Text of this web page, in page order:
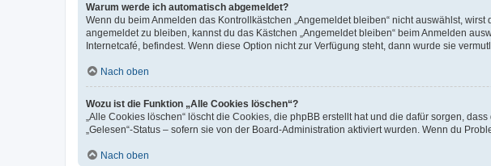
Warum werde ich automatisch abgemeldet?
Wenn du beim Anmelden das Kontrollkästchen „Angemeldet bleiben“ nicht auswählst,
angemeldet zu bleiben, kannst du das Kästchen „Angemeldet bleiben“ beim Anmelden
Internetcafé, befindest. Wenn diese Option nicht zur Verfügung steht, dann wurde sie
Nach oben
Wozu ist die Funktion „Alle Cookies löschen“?
„Alle Cookies löschen“ löscht die Cookies, die phpBB erstellt hat und die dafür sorgen,
„Gelesen“-Status – sofern sie von der Board-Administration aktiviert wurden. Wenn du
Nach oben